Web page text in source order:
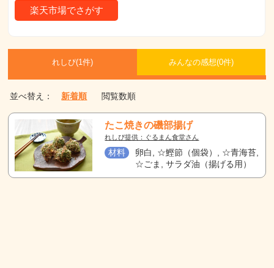
楽天市場でさがす
れしぴ(1件) みんなの感想(0件)
並べ替え： 新着順 閲覧数順
たこ焼きの磯部揚げ
れしぴ提供：ぐるまん食堂さん
材料
卵白, ☆鰹節（個袋）, ☆青海苔,
☆ごま, サラダ油（揚げる用）